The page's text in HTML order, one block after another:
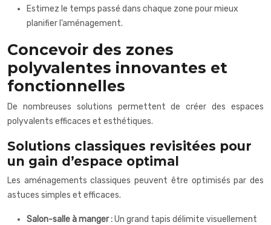
Estimez le temps passé dans chaque zone pour mieux
planifier l’aménagement.
Concevoir des zones
polyvalentes innovantes et
fonctionnelles
De nombreuses solutions permettent de créer des espaces
polyvalents efficaces et esthétiques.
Solutions classiques revisitées pour
un gain d’espace optimal
Les aménagements classiques peuvent être optimisés par des
astuces simples et efficaces.
Salon-salle à manger :Un grand tapis délimite visuellement